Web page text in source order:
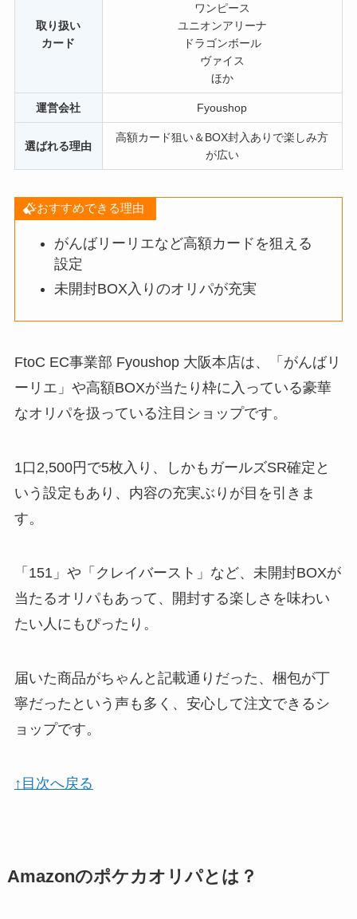
取り扱い
カード
ワンピース
ユニオンアリーナ
ドラゴンボール
ヴァイス
ほか
運営会社 Fyoushop
選ばれる理由
高額カード狙い＆BOX封入ありで楽しみ方
が広い
おすすめできる理由
がんばリーリエなど高額カードを狙える
設定
未開封BOX入りのオリパが充実
FtoC EC事業部 Fyoushop 大阪本店は、「がんばリ
ーリエ」や高額BOXが当たり枠に入っている豪華
なオリパを扱っている注目ショップです。
1口2,500円で5枚入り、しかもガールズSR確定と
いう設定もあり、内容の充実ぶりが目を引きま
す。
「151」や「クレイバースト」など、未開封BOXが
当たるオリパもあって、開封する楽しさを味わい
たい人にもぴったり。
届いた商品がちゃんと記載通りだった、梱包が丁
寧だったという声も多く、安心して注文できるシ
ョップです。
↑目次へ戻る
Amazonのポケカオリパとは？